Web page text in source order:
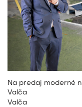
Na predaj moderné
Valča
Valča